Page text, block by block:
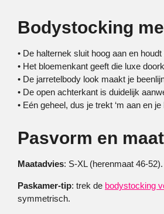
Bodystocking
• De halternek sluit hoog aan en
• Het bloemenkant geeft die luxe
• De jarretelbody look maakt je
• De open achterkant is duidelijk
• Eén geheel, dus je trekt ‘m aan en
Pasvorm en
Maatadvies: S-XL (herenmaat 46-
Paskamer-tip: trek de bodystocking
symmetrisch.